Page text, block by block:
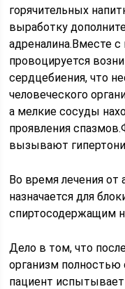
горячительных
выработку
адреналина.Вместе
провоцируется
сердцебиения, что
человеческого
а мелкие сосуды
проявления
вызывают
Во время лечения от
назначается для
спиртосодержащим
Дело в том, что
организм полностью
пациент